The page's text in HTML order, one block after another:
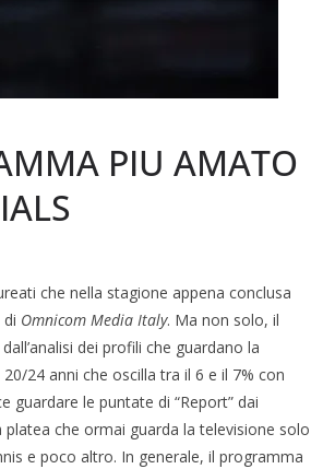
PIU AMATO
che nella stagione appena conclusa
Omnicom Media Italy. Ma non solo, il
dei profili che guardano la
24 anni che oscilla tra il 6 e il 7% con
guardare le puntate di “Report” dai
platea che ormai guarda la televisione solo
e poco altro. In generale, il programma